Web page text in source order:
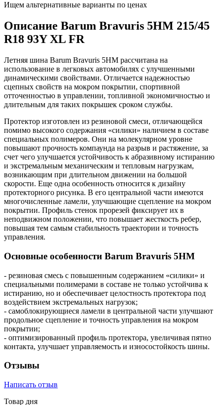
Ищем альтернативные варианты по ценах
Описание Barum Bravuris 5HM 215/45
R18 93Y XL FR
Летняя шина Barum Bravuris 5HM рассчитана на
использование в легковых автомобилях с улучшенными
динамическими свойствами. Отличается надежностью
сцепных свойств на мокром покрытии, спортивной
отточенностью в управлении, топливной экономичностью и
длительным для таких покрышек сроком службы.
Протектор изготовлен из резиновой смеси, отличающейся
помимо высокого содержания «силики» наличием в составе
специальных полимеров. Они на молекулярном уровне
повышают прочность компаунда на разрыв и растяжение, за
счет чего улучшается устойчивость к абразивному истиранию
и экстремальным механическим и тепловым нагрузкам,
возникающим при длительном движении на большой
скорости. Еще одна особенность относится к дизайну
протекторного рисунка. В его центральной части имеются
многочисленные ламели, улучшающие сцепление на мокром
покрытии. Профиль стенок прорезей фиксирует их в
неподвижном положении, что повышает жесткость ребер,
повышая тем самым стабильность траектории и точность
управления.
Основные особенности Barum Bravuris 5HM
- резиновая смесь с повышенным содержанием «силики» и
специальными полимерами в составе не только устойчива к
истиранию, но и обеспечивает целостность протектора под
воздействием экстремальных нагрузок;
- самоблокирующиеся ламели в центральной части улучшают
продольное сцепление и точность управления на мокром
покрытии;
- оптимизированный профиль протектора, увеличивая пятно
контакта, улучшает управляемость и износостойкость шины.
Отзывы
Написать отзыв
Товар дня